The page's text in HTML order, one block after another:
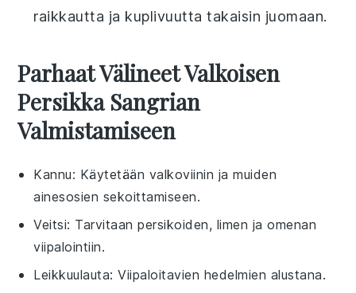
raikkautta ja kuplivuutta takaisin juomaan.
Parhaat Välineet Valkoisen
Persikka Sangrian
Valmistamiseen
Kannu: Käytetään valkoviinin ja muiden
ainesosien sekoittamiseen.
Veitsi: Tarvitaan persikoiden, limen ja omenan
viipalointiin.
Leikkuulauta: Viipaloitavien hedelmien alustana.